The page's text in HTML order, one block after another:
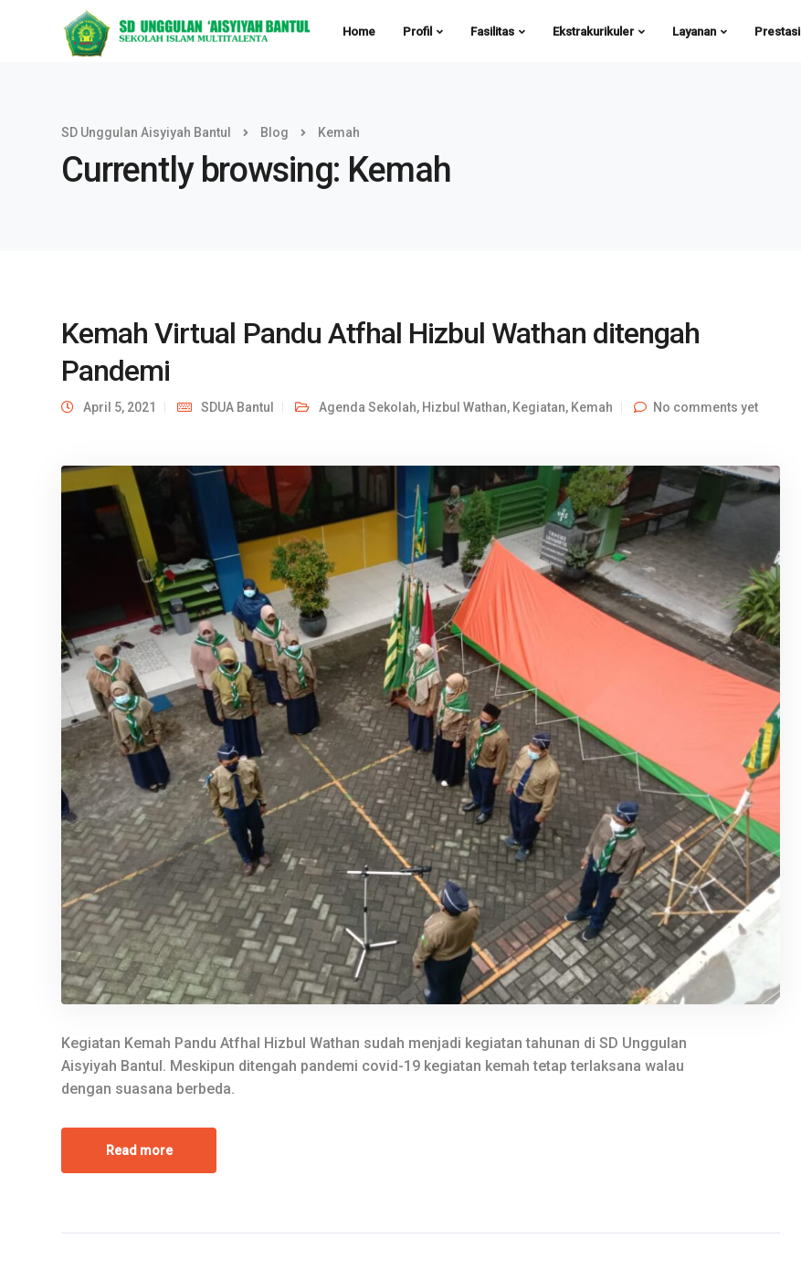
Home Profil Fasilitas Ekstrakurikuler Layanan Prestasi
SD Unggulan Aisyiyah Bantul Blog Kemah
Currently browsing: Kemah
Kemah Virtual Pandu Atfhal Hizbul Wathan ditengah
Pandemi
April 5, 2021 SDUA Bantul Agenda Sekolah, Hizbul Wathan, Kegiatan, Kemah No comments yet
Kegiatan Kemah Pandu Atfhal Hizbul Wathan sudah menjadi kegiatan tahunan di SD Unggulan
Aisyiyah Bantul. Meskipun ditengah pandemi covid-19 kegiatan kemah tetap terlaksana walau
dengan suasana berbeda.
Read more